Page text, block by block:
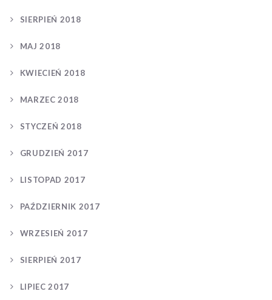
SIERPIEŃ 2018
MAJ 2018
KWIECIEŃ 2018
MARZEC 2018
STYCZEŃ 2018
GRUDZIEŃ 2017
LISTOPAD 2017
PAŹDZIERNIK 2017
WRZESIEŃ 2017
SIERPIEŃ 2017
LIPIEC 2017